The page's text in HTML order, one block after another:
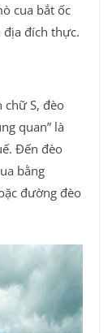
cua bắt ốc
đích thực.
chữ S, đèo
quan” là
Đến đèo
bằng
đường đèo